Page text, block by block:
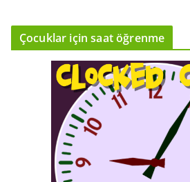
Çocuklar için saat öğrenme